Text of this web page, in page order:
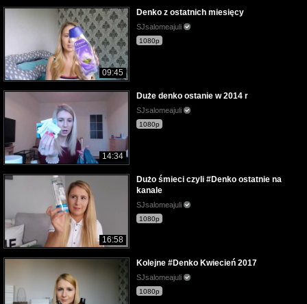
09:45
Denko z ostatnich miesięcy
SJsalomeajuli
1080p
14:34
Duże denko ostanie w 2014 r
SJsalomeajuli
1080p
16:58
Dużo śmieci czyli #Denko ostatnie na
kanale
SJsalomeajuli
1080p
Kolejne #Denko Kwiecień 2017
SJsalomeajuli
1080p